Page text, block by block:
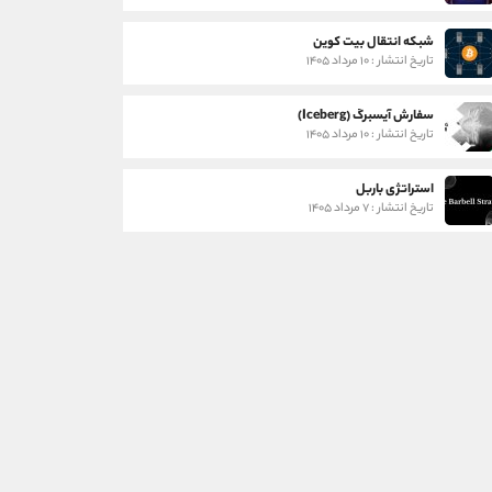
شبکه انتقال بیت کوین
تاریخ انتشار : ۱۰ مرداد ۱۴۰۵
سفارش آیسبرگ (Iceberg)
تاریخ انتشار : ۱۰ مرداد ۱۴۰۵
استراتژی باربل
تاریخ انتشار : ۷ مرداد ۱۴۰۵